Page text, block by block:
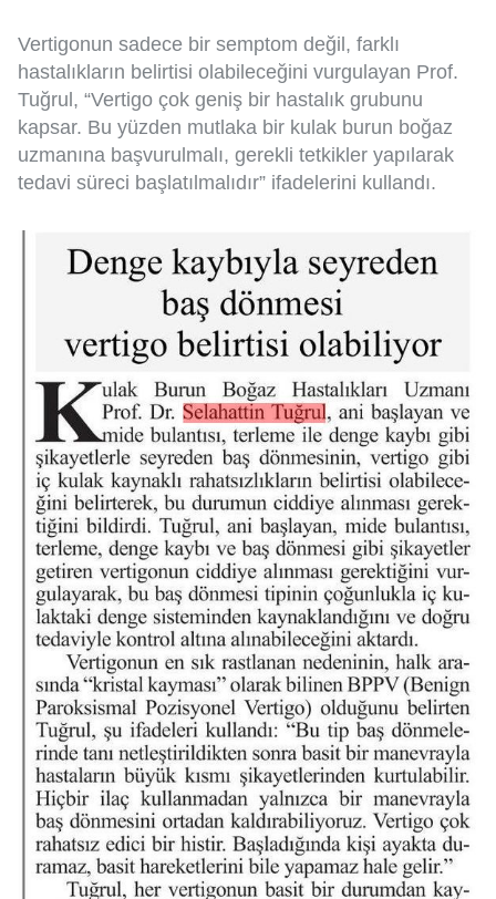
Vertigonun sadece bir semptom değil, farklı
hastalıkların belirtisi olabileceğini vurgulayan Prof.
Tuğrul, “Vertigo çok geniş bir hastalık grubunu
kapsar. Bu yüzden mutlaka bir kulak burun boğaz
uzmanına başvurulmalı, gerekli tetkikler yapılarak
tedavi süreci başlatılmalıdır” ifadelerini kullandı.